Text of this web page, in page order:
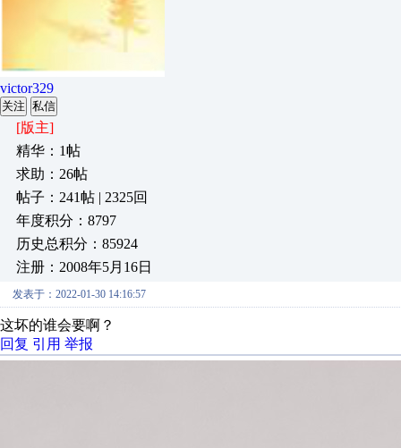
victor329
关注 私信
[版主]
精华：1帖
求助：26帖
帖子：241帖 | 2325回
年度积分：8797
历史总积分：85924
注册：2008年5月16日
发表于：2022-01-30 14:16:57
这坏的谁会要啊？
回复 引用 举报